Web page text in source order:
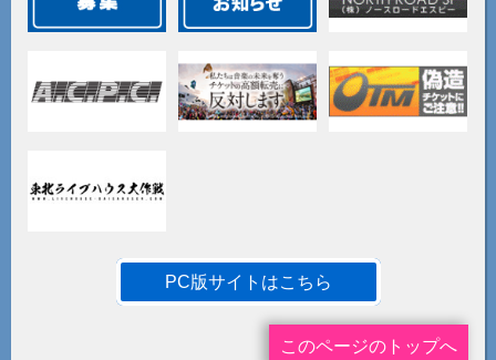
PC版サイトはこちら
このページのトップへ